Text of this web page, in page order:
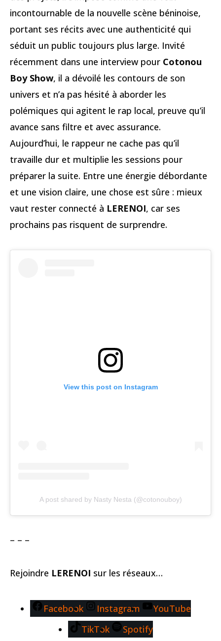
incontournable de la nouvelle scène béninoise,
portant ses récits avec une authenticité qui
séduit un public toujours plus large. Invité
récemment dans une interview pour Cotonou
Boy Show, il a dévoilé les contours de son
univers et n’a pas hésité à aborder les
polémiques qui agitent le rap local, preuve qu’il
avance sans filtre et avec assurance.
Aujourd’hui, le rappeur ne cache pas qu’il
travaille dur et multiplie les sessions pour
préparer la suite. Entre une énergie débordante
et une vision claire, une chose est sûre : mieux
vaut rester connecté à LERENOI, car ses
prochains pas risquent de surprendre.
View this post on Instagram
A post shared by Nasty Nesta (@cotonouboy)
– – –
Rejoindre LERENOI sur les réseaux…
Facebook Instagram
YouTube
TikTok
Spotify